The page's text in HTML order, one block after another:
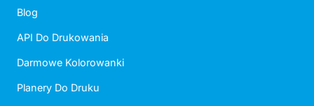
Blog
API Do Drukowania
Darmowe Kolorowanki
Planery Do Druku